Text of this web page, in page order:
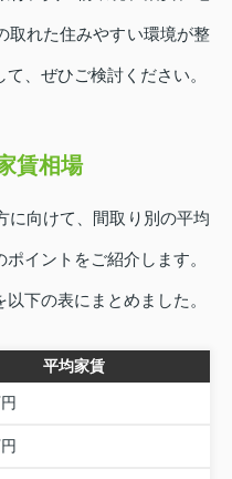
取れた住みやすい環境が整
、ぜひご検討ください。
賃相場
に向けて、間取り別の平均
イントをご紹介します。
下の表にまとめました。
平均家賃